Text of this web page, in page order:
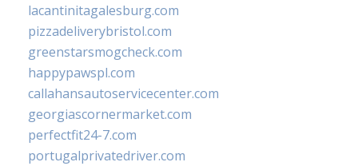
lacantinitagalesburg.com
pizzadeliverybristol.com
greenstarsmogcheck.com
happypawspl.com
callahansautoservicecenter.com
georgiascornermarket.com
perfectfit24-7.com
portugalprivatedriver.com